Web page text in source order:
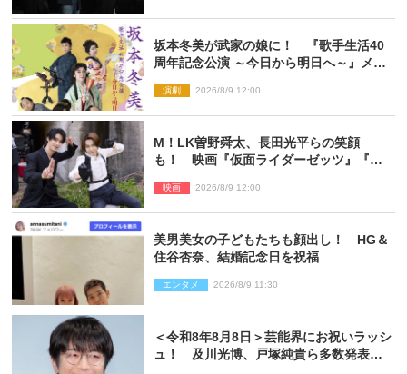
坂本冬美が武家の娘に！ 『歌手生活40
周年記念公演 ～今日から明日へ～』メイ
演劇 2026/8/9 12:00
M！LK曽野舜太、長田光平らの笑顔
も！ 映画『仮面ライダーゼッツ』『超
ショット到着
映画 2026/8/9 12:00
美男美女の子どもたちも顔出し！ HG＆
住谷杏奈、結婚記念日を祝福
エンタメ 2026/8/9 11:30
＜令和8年8月8日＞芸能界にお祝いラッシ
ュ！ 及川光博、戸塚純貴ら多数発表結